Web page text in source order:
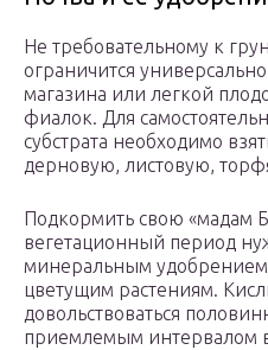
Не требовательному к
ограничится
магазина или легкой
фиалок. Для
субстрата необходимо
дерновую, листовую,
Подкормить свою «мадам
вегетационный период
минеральным
цветущим растениям.
довольствоваться
приемлемым интервалом